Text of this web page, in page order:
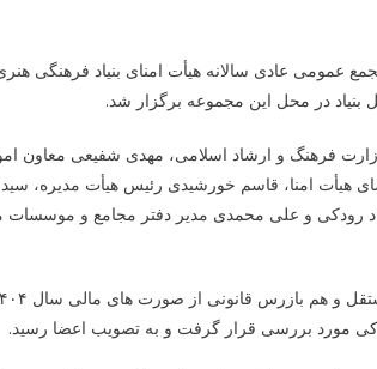
فرهنگ و ارشاد اسلامی، مهدی شفیعی معاون
هیأت امنا، قاسم خورشیدی رئیس هیأت مدیره،
رودکی و علی محمدی مدیر دفتر مجامع و موسسات